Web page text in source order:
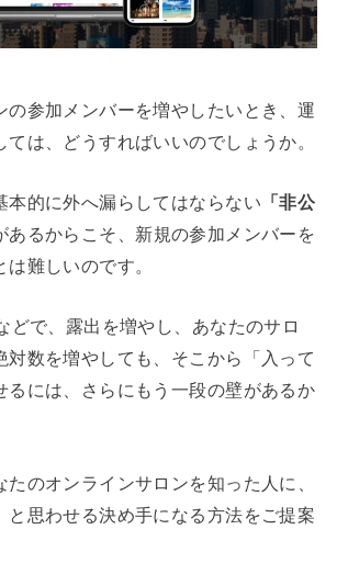
の参加メンバーを増やしたいとき、運
は、どうすればいいのでしょうか。
本的に外へ漏らしてはならない 「非公
あるからこそ、新規の参加メンバーを
難しいのです。
どで、露出を増やし、あなたのサロ
対数を増やしても、そこから「入って
るには、さらにもう一段の壁があるか
たのオンラインサロンを知った人に、
と思わせる決め手になる方法をご提案